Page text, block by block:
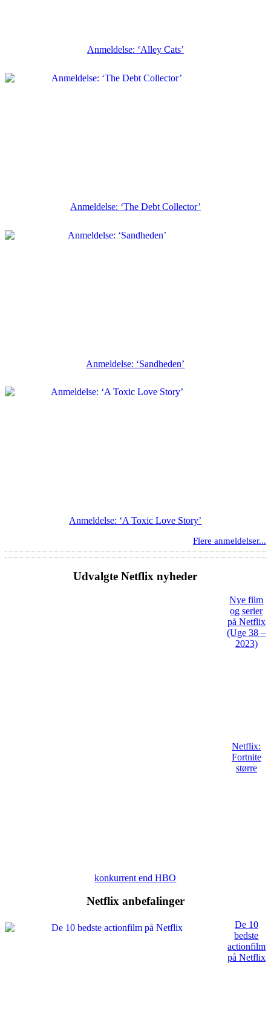
Anmeldelse: ‘Alley Cats’
Anmeldelse: ‘The Debt Collector’
Anmeldelse: ‘Sandheden’
Anmeldelse: ‘A Toxic Love Story’
Flere anmeldelser...
Udvalgte Netflix nyheder
Nye film
og serier
på Netflix
(Uge 38 –
2023)
Netflix:
Fortnite
større
konkurrent end HBO
Netflix anbefalinger
De 10
bedste
actionfilm
på Netflix